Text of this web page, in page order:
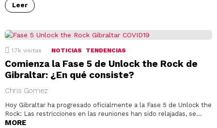
Leer
1.7k visitas NOTICIAS TENDENCIAS
Comienza la Fase 5 de Unlock the Rock de
Gibraltar: ¿En qué consiste?
Chris Gomez
Hoy Gibraltar ha progresado oficialmente a la Fase 5 de Unlock the
Rock: Las restricciones en las reuniones han sido relajadas, se…
MORE